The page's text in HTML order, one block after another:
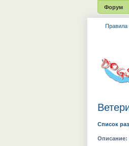
Форум
Список
Описание: